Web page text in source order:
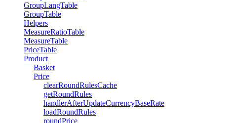
GroupLangTable
GroupTable
Helpers
MeasureRatioTable
MeasureTable
PriceTable
Product
Basket
Price
clearRoundRulesCache
getRoundRules
handlerAfterUpdateCurrencyBaseRate
loadRoundRules
roundPrice